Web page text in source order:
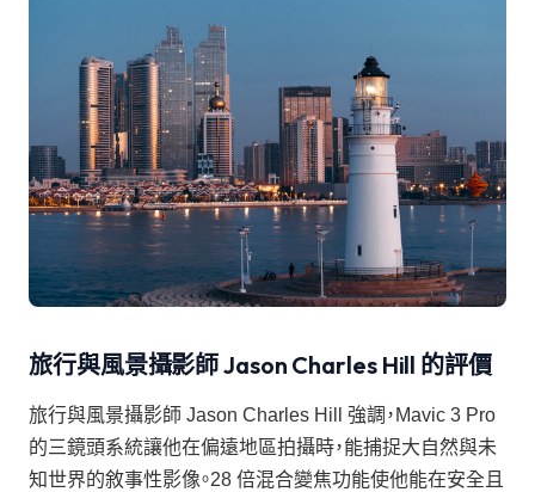
旅行與風景攝影師 Jason Charles Hill 的評價
旅行與風景攝影師 Jason Charles Hill 強調，Mavic 3 Pro
的三鏡頭系統讓他在偏遠地區拍攝時，能捕捉大自然與未
知世界的敘事性影像。28 倍混合變焦功能使他能在安全且